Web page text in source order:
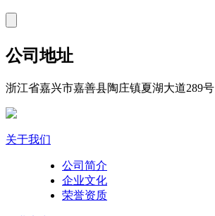
公司地址
浙江省嘉兴市嘉善县陶庄镇夏湖大道289号
关于我们
公司简介
企业文化
荣誉资质